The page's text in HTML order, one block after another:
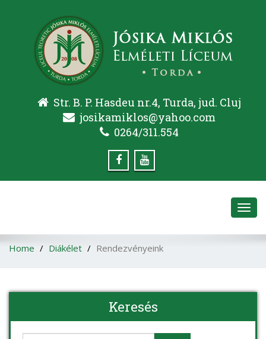
Str. B. P. Hasdeu nr.4, Turda, jud. Cluj
josikamiklos@yahoo.com
0264/311.554
Home Diákélet Rendezvényeink
Keresés